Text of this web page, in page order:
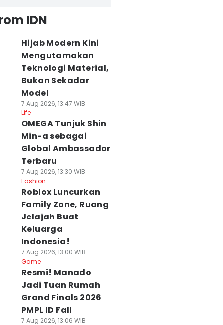
IDN
Hijab Modern Kini
Mengutamakan
Teknologi Material,
Bukan Sekadar
Model
7 Aug 2026, 13:47 WIB
Life
OMEGA Tunjuk Shin
Min-a sebagai
Global Ambassador
Terbaru
7 Aug 2026, 13:30 WIB
Fashion
Roblox Luncurkan
Family Zone, Ruang
Jelajah Buat
Keluarga
Indonesia!
7 Aug 2026, 13:00 WIB
Game
Resmi! Manado
Jadi Tuan Rumah
Grand Finals 2026
PMPL ID Fall
7 Aug 2026, 13:06 WIB